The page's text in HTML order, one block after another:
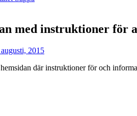
med instruktioner för
augusti, 2015
där instruktioner för och